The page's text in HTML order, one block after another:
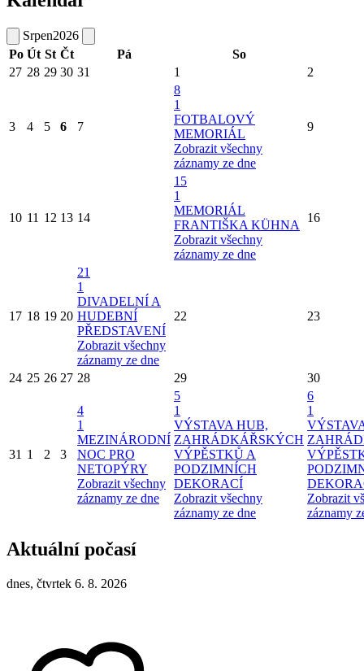
Srpen2026
Po Út St Čt Pá
So
27 28 29 30 31 1 2
3 4 5 6 7
8
1
FOTBALOVÝ
MEMORIÁL
Zobrazit všechny
záznamy ze dne
9
10 11 12 13 14
15
1
MEMORIÁL
FRANTIŠKA KÜHNA
Zobrazit všechny
záznamy ze dne
16
17 18 19 20
21
1
DIVADELNÍ A
HUDEBNÍ
PŘEDSTAVENÍ
Zobrazit všechny
záznamy ze dne
22 23
24 25 26 27 28 29 30
31 1 2 3
4
1
MEZINÁRODNÍ
NOC PRO
NETOPÝRY
Zobrazit všechny
záznamy ze dne
5
1
VÝSTAVA HUB,
ZAHRÁDKÁŘSKÝCH
VÝPĚSTKŮ A
PODZIMNÍCH
DEKORACÍ
Zobrazit všechny
záznamy ze dne
6
1
Zobrazit
záznamy
Aktuální počasí
dnes, čtvrtek 6. 8. 2026